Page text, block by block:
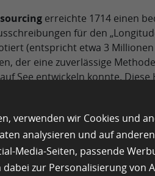
erreichte 1714 einen
für den
(entspricht etwa 3
der eine zuverlässige
See entwickeln konnte.
erkannten, dass
Ludwig XVI. einen Preis
weiter demonstrierte, wie
in ganz Europa
verwenden wir Cookies und
analysieren und auf anderen
Media-Seiten, passende
zur Personalisierung von